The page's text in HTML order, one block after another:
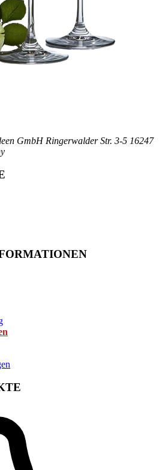
GmbH Ringerwalder Str. 3-5 16247